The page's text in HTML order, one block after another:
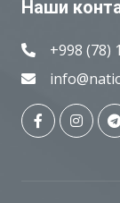
Наши
+998 (78)